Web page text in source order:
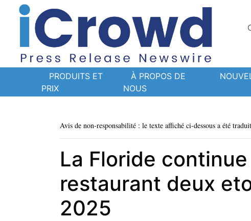
PRODUITS ET
PRIX
À PROPOS DE
NOUS
Avis de non-responsabilité : le texte affiché ci-dessous a été
La Floride
restaurant deux
2025